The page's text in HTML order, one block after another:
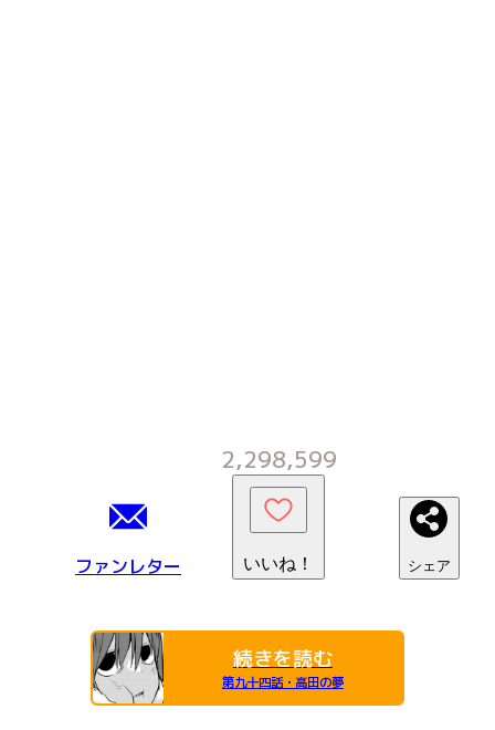
ファンレター
2,298,599
いいね！ シェア
続きを読む
第九十四話・高田の夢